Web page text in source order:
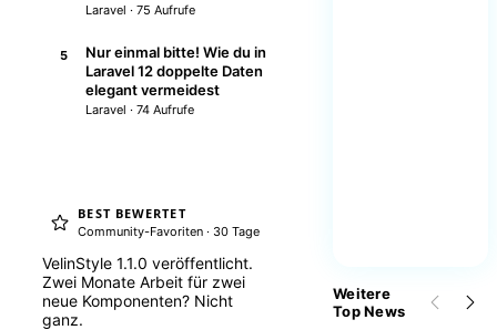
Laravel · 75 Aufrufe
5
Nur einmal bitte! Wie du in
Laravel 12 doppelte Daten
elegant vermeidest
Laravel · 74 Aufrufe
BEST BEWERTET
Community-Favoriten · 30 Tage
VelinStyle 1.1.0 veröffentlicht.
Zwei Monate Arbeit für zwei
neue Komponenten? Nicht
ganz.
Weitere
Top News